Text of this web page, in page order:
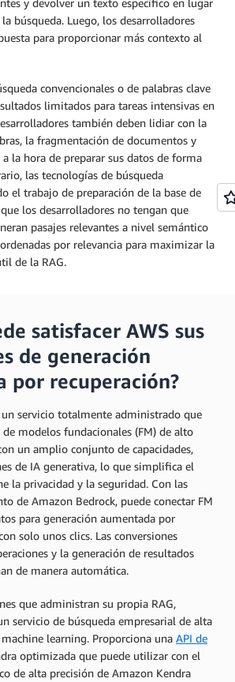
búsqueda. Luego, los desarrolladores
para proporcionar más contexto al
convencionales o de palabras clave
limitados para tareas intensivas en
también deben lidiar con la
la fragmentación de documentos y
la hora de preparar sus datos de forma
las tecnologías de búsqueda
el trabajo de preparación de la base de
los desarrolladores no tengan que
pasajes relevantes a nivel semántico
por relevancia para maximizar la
de la RAG.
satisfacer AWS sus
de generación
por recuperación?
un servicio totalmente administrado que
de modelos fundacionales (FM) de alto
un amplio conjunto de capacidades,
de IA generativa, lo que simplifica el
la privacidad y la seguridad. Con las
de Amazon Bedrock, puede conectar FM
para generación aumentada por
solo unos clics. Las conversiones
y la generación de resultados
de manera automática.
que administran su propia RAG,
servicio de búsqueda empresarial de alta
learning. Proporciona una API de
optimizada que puede utilizar con el
de alta precisión de Amazon Kendra